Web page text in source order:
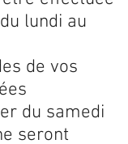
lundi au
de vos
du samedi
seront